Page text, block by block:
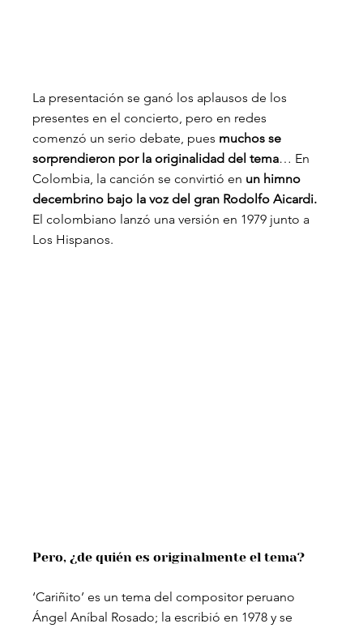
La presentación se ganó los aplausos de los
presentes en el concierto, pero en redes
comenzó un serio debate, pues muchos se
sorprendieron por la originalidad del tema… En
Colombia, la canción se convirtió en un himno
decembrino bajo la voz del gran Rodolfo Aicardi.
El colombiano lanzó una versión en 1979 junto a
Los Hispanos.
Pero, ¿de quién es originalmente el tema?
‘Cariñito’ es un tema del compositor peruano
Ángel Aníbal Rosado; la escribió en 1978 y se